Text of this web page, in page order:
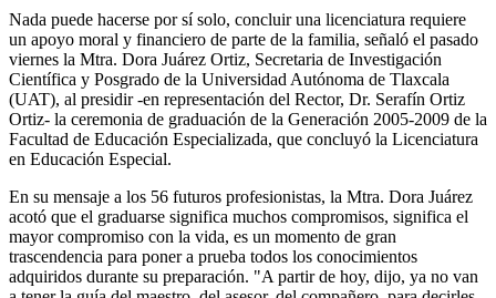
Nada puede hacerse por sí solo, concluir una licenciatura requiere
un apoyo moral y financiero de parte de la familia, señaló el pasado
viernes la Mtra. Dora Juárez Ortiz, Secretaria de Investigación
Científica y Posgrado de la Universidad Autónoma de Tlaxcala
(UAT), al presidir -en representación del Rector, Dr. Serafín Ortiz
Ortiz- la ceremonia de graduación de la Generación 2005-2009 de la
Facultad de Educación Especializada, que concluyó la Licenciatura
en Educación Especial.
En su mensaje a los 56 futuros profesionistas, la Mtra. Dora Juárez
acotó que el graduarse significa muchos compromisos, significa el
mayor compromiso con la vida, es un momento de gran
trascendencia para poner a prueba todos los conocimientos
adquiridos durante su preparación. "A partir de hoy, dijo, ya no van